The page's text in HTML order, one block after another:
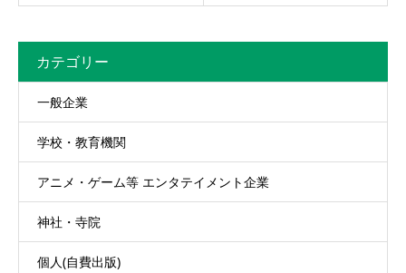
カテゴリー
一般企業
学校・教育機関
アニメ・ゲーム等 エンタテイメント企業
神社・寺院
個人(自費出版)